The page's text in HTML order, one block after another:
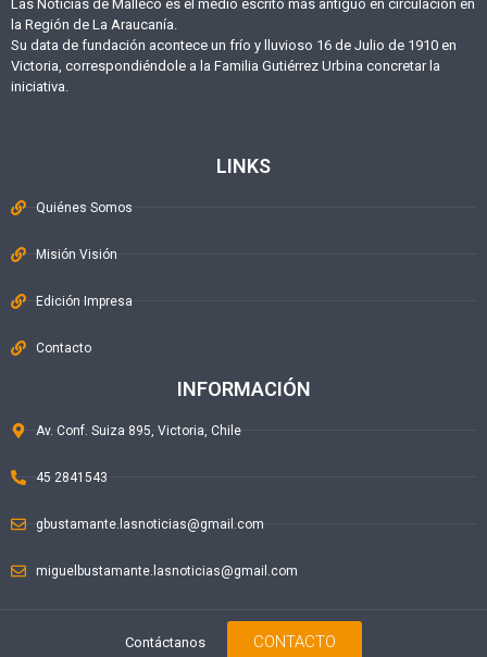
Las Noticias de Malleco es el medio escrito más antiguo en circulación en
la Región de La Araucanía.
Su data de fundación acontece un frío y lluvioso 16 de Julio de 1910 en
Victoria, correspondiéndole a la Familia Gutiérrez Urbina concretar la
iniciativa.
LINKS
Quiénes Somos
Misión Visión
Edición Impresa
Contacto
INFORMACIÓN
Av. Conf. Suiza 895, Victoria, Chile
45 2841543
gbustamante.lasnoticias@gmail.com
miguelbustamante.lasnoticias@gmail.com
Contáctanos CONTACTO